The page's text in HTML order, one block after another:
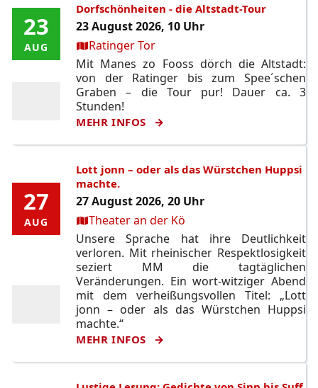
23
AUG
23
AUG
Dorfschönheiten - die Altstadt-Tour
23 August 2026, 10 Uhr
Ort:Ratinger Tor
Mit Manes zo Fooss dörch die Altstadt:
von der Ratinger bis zum Spee´schen
Graben – die Tour pur! Dauer ca. 3
Stunden!
MEHR INFOS
27
AUG
27
AUG
Lott jonn – oder als das Würstchen Huppsi
machte.
27 August 2026, 20 Uhr
Ort:Theater an der Kö
Unsere Sprache hat ihre Deutlichkeit
verloren. Mit rheinischer Respektlosigkeit
seziert MM die tagtäglichen
Veränderungen. Ein wort-witziger Abend
mit dem verheißungsvollen Titel: „Lott
jonn – oder als das Würstchen Huppsi
machte.“
MEHR INFOS